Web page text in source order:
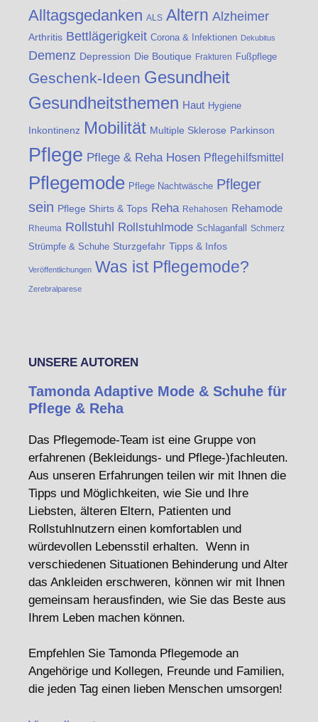
Alltagsgedanken ALS Altern Alzheimer
Arthritis Bettlägerigkeit Corona & Infektionen Dekubitus
Demenz Depression Die Boutique Frakturen Fußpflege
Geschenk-Ideen Gesundheit
Gesundheitsthemen Haut Hygiene
Inkontinenz Mobilität Multiple Sklerose Parkinson
Pflege Pflege & Reha Hosen Pflegehilfsmittel
Pflegemode Pflege Nachtwäsche Pfleger
sein Pflege Shirts & Tops Reha Rehahosen Rehamode
Rheuma Rollstuhl Rollstuhlmode Schlaganfall Schmerz
Strümpfe & Schuhe Sturzgefahr Tipps & Infos
Veröffentlichungen Was ist Pflegemode?
Zerebralparese
UNSERE AUTOREN
Tamonda Adaptive Mode & Schuhe für
Pflege & Reha
Das Pflegemode-Team ist eine Gruppe von
erfahrenen (Bekleidungs- und Pflege-)fachleuten.
Aus unseren Erfahrungen teilen wir mit Ihnen die
Tipps und Möglichkeiten, wie Sie und Ihre
Liebsten, älteren Eltern, Patienten und
Rollstuhlnutzern einen komfortablen und
würdevollen Lebensstil erhalten. Wenn in
verschiedenen Situationen Behinderung und Alter
das Ankleiden erschweren, können wir mit Ihnen
gemeinsam herausfinden, wie Sie das Beste aus
Ihrem Leben machen können.
Empfehlen Sie Tamonda Pflegemode an
Angehörige und Kollegen, Freunde und Familien,
die jeden Tag einen lieben Menschen umsorgen!